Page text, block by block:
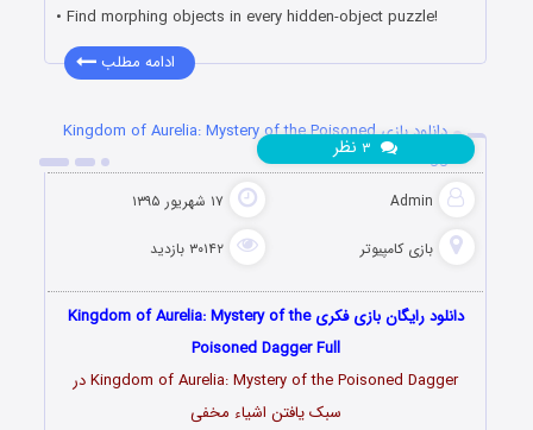
• Find morphing objects in every hidden-object puzzle!
ادامه مطلب
دانلود بازی Kingdom of Aurelia: Mystery of the Poisoned
Dagger
Admin ۱۷ شهریور ۱۳۹۵
بازی کامپیوتر ۳۰۱۴۲ بازدید
نظر
دانلود رایگان بازی فکری Kingdom of Aurelia: Mystery of the
Poisoned Dagger Full
Kingdom of Aurelia: Mystery of the Poisoned Dagger در
سبک یافتن اشیاء مخفی